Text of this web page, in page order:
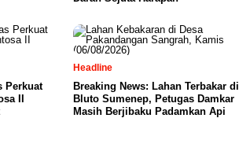
Perkuat
II
Headline
Breaking News: Lahan Terbakar di
Bluto Sumenep, Petugas Damkar
Masih Berjibaku Padamkan Api